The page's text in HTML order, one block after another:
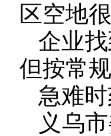
区空地
企业
但按常
急难
义乌